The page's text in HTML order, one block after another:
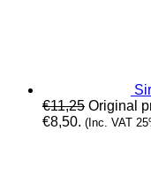
€11,25 Original
€8,50. (Inc. VAT